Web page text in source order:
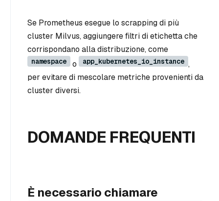
Se Prometheus esegue lo scrapping di più
cluster Milvus, aggiungere filtri di etichetta che
corrispondano alla distribuzione, come
namespace o app_kubernetes_io_instance ,
per evitare di mescolare metriche provenienti da
cluster diversi.
DOMANDE FREQUENTI
È necessario chiamare